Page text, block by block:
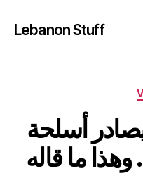
Lebanon Stuff
أسلحة
ما قاله